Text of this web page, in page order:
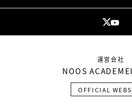
運営会社
NOOS
OFFICIAL